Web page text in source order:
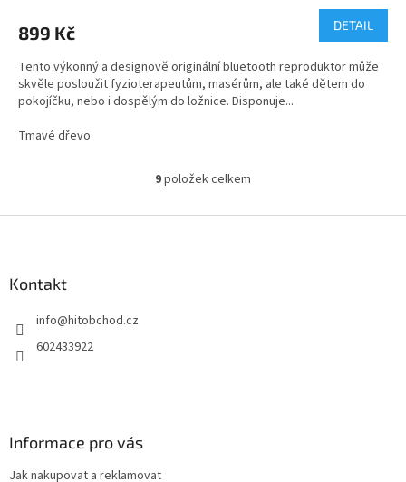
899 Kč DETAIL
Tento výkonný a designově originální bluetooth reproduktor může
skvěle posloužit fyzioterapeutům, masérům, ale také dětem do
pokojíčku, nebo i dospělým do ložnice. Disponuje...
Tmavé dřevo
O
l
9položek celkem
Kontakt
info@hitobchod.cz
602433922
Informace pro vás
Jak nakupovat a reklamovat